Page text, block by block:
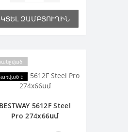
ԿՑԵԼ ԶԱՄԲՅՈՒՂԻՆ
է
BESTWAY 5612F Steel
Pro 274х66սմ